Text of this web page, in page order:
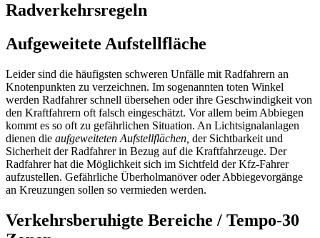
Radverkehrsregeln
Aufgeweitete Aufstellfläche
Leider sind die häufigsten schweren Unfälle mit Radfahrern an
Knotenpunkten zu verzeichnen. Im sogenannten toten Winkel
werden Radfahrer schnell übersehen oder ihre Geschwindigkeit von
den Kraftfahrern oft falsch eingeschätzt. Vor allem beim Abbiegen
kommt es so oft zu gefährlichen Situation. An Lichtsignalanlagen
dienen die aufgeweiteten Aufstellflächen, der Sichtbarkeit und
Sicherheit der Radfahrer in Bezug auf die Kraftfahrzeuge. Der
Radfahrer hat die Möglichkeit sich im Sichtfeld der Kfz-Fahrer
aufzustellen. Gefährliche Überholmanöver oder Abbiegevorgänge
an Kreuzungen sollen so vermieden werden.
Verkehrsberuhigte Bereiche / Tempo-30